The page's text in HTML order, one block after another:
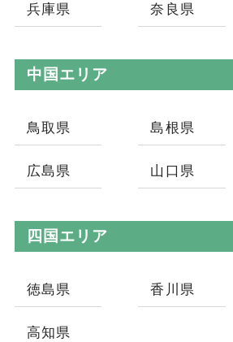
兵庫県 奈良県
中国エリア
鳥取県 島根県
広島県 山口県
四国エリア
徳島県 香川県
高知県